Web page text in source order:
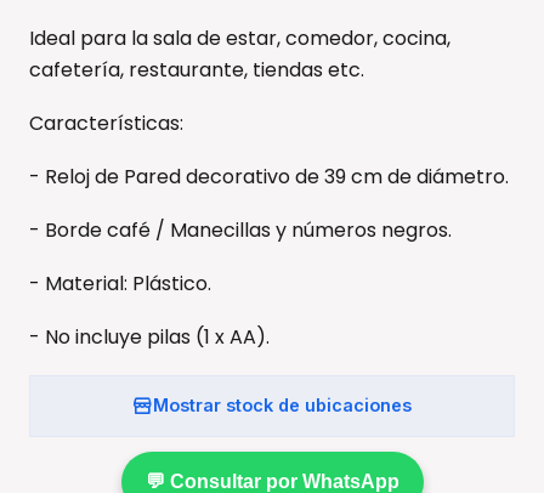
Ideal para la sala de estar, comedor, cocina,
cafetería, restaurante, tiendas etc.
Características:
- Reloj de Pared decorativo de 39 cm de diámetro.
- Borde café / Manecillas y números negros.
- Material: Plástico.
- No incluye pilas (1 x AA).
Mostrar stock de ubicaciones
💬 Consultar por WhatsApp